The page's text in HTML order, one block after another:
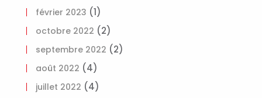
février 2023 (1)
octobre 2022 (2)
septembre 2022 (2)
août 2022 (4)
juillet 2022 (4)